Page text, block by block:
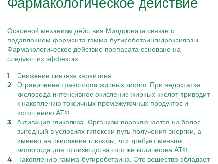
Фармакологическое действие
Основной механизм действия Милдроната связан с
подавлением фермента гамма-бутиробетаингидроксилазы.
Фармакологическое действие препарата основано на
следующих эффектах:
Снижение синтеза карнитина.
Ограничение транспорта жирных кислот. При недостатке
кислорода интенсивное окисление жирных кислот приводит
к накоплению токсичных промежуточных продуктов и
истощению АТФ.
Активация гликолиза. Организм переключается на более
выгодный в условиях гипоксии путь получения энергии, а
именно на окисление глюкозы, что требует меньше
кислорода для производства того же количества АТФ.
Накоплению гамма-бутиробетаина. Это вещество обладает